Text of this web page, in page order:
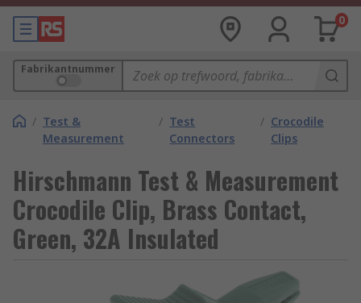
0
Fabrikantnummer
/ Test &
Measurement
/ Test
Connectors
/ Crocodile
Clips
Hirschmann Test & Measurement
Crocodile Clip, Brass Contact,
Green, 32A Insulated